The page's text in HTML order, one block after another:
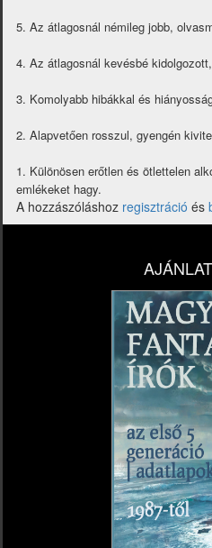
5. Az átlagosnál némileg jobb,
4. Az átlagosnál kevésbé
3. Komolyabb hibákkal és
2. Alapvetően rosszul, gyengén
1. Különösen erőtlen és ötlettelen
emlékeket hagy.
A hozzászóláshoz regisztráció és